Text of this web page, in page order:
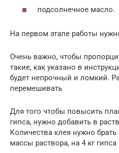
подсолнечное масло.
На первом этапе работы
Очень важно, чтобы
такие, как указано в
будет непрочный и ломкий.
перемешивать
Для того чтобы повысить
гипса, нужно добавить в
Количества клея нужно
массы раствора, на 4 кг